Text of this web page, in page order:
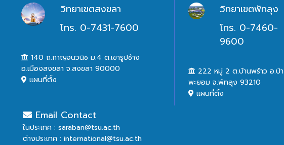
วิทยาเขตสงขลา
โทร. 0-7431-7600
140 ถ.กาญจนวนิช ม.4 ต.เขารูปช้าง
อ.เมืองสงขลา จ.สงขลา 90000
แผนที่ตั้ง
วิทยาเขตพัทลุง
โทร. 0-7460-
9600
222 หมู่ 2 ต.บ้านพร้าว อ.ป่า
พะยอม จ.พัทลุง 93210
แผนที่ตั้ง
Email Contact
ในประเทศ : saraban@tsu.ac.th
ต่างประเทศ : international@tsu.ac.th